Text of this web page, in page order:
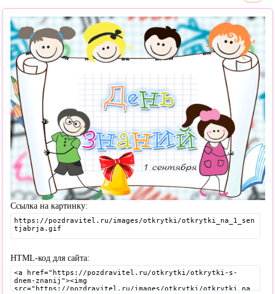
Ссылка на картинку:
HTML-код для сайта: